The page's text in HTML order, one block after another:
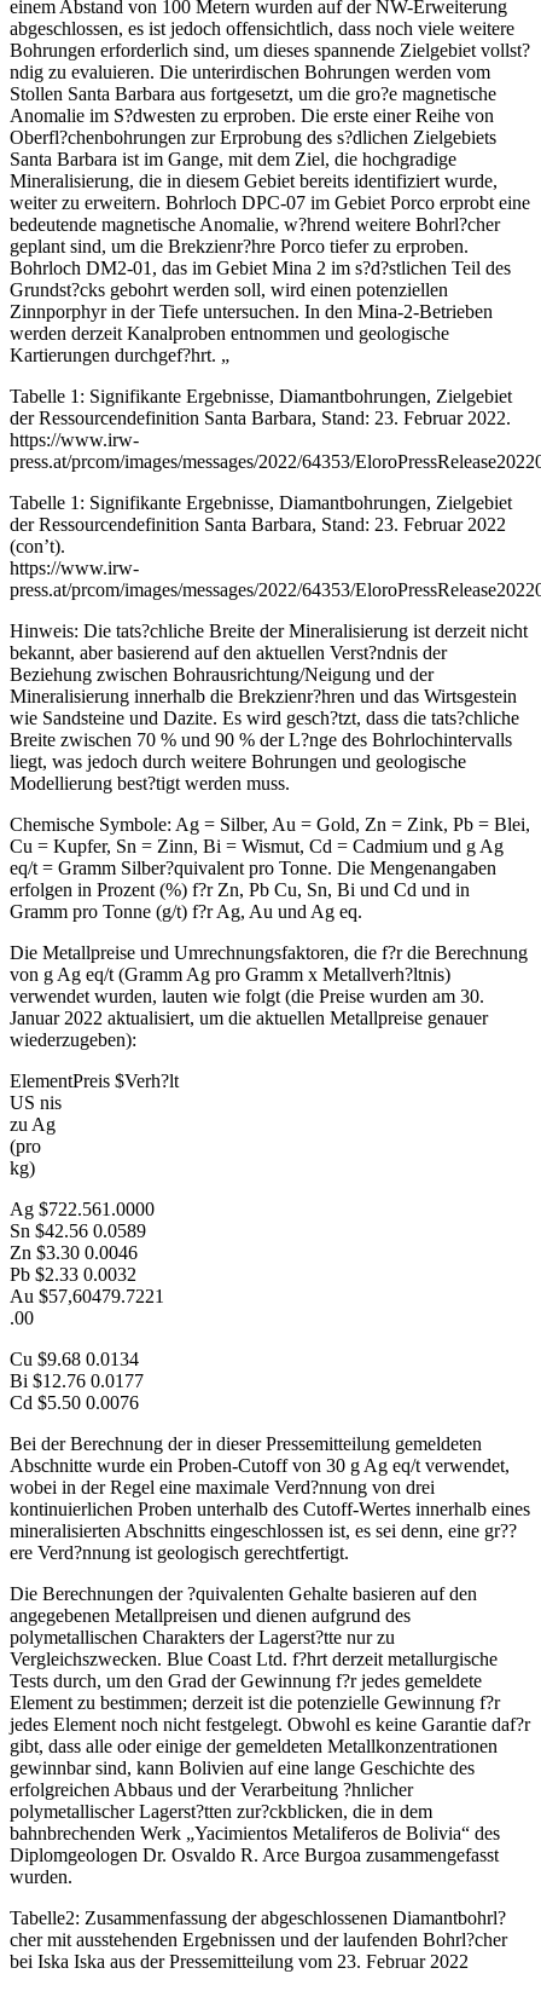
einem Abstand von 100 Metern wurden auf der NW-Erweiterung
abgeschlossen, es ist jedoch offensichtlich, dass noch viele weitere
Bohrungen erforderlich sind, um dieses spannende Zielgebiet vollst?
ndig zu evaluieren. Die unterirdischen Bohrungen werden vom
Stollen Santa Barbara aus fortgesetzt, um die gro?e magnetische
Anomalie im S?dwesten zu erproben. Die erste einer Reihe von
Oberfl?chenbohrungen zur Erprobung des s?dlichen Zielgebiets
Santa Barbara ist im Gange, mit dem Ziel, die hochgradige
Mineralisierung, die in diesem Gebiet bereits identifiziert wurde,
weiter zu erweitern. Bohrloch DPC-07 im Gebiet Porco erprobt eine
bedeutende magnetische Anomalie, w?hrend weitere Bohrl?cher
geplant sind, um die Brekzienr?hre Porco tiefer zu erproben.
Bohrloch DM2-01, das im Gebiet Mina 2 im s?d?stlichen Teil des
Grundst?cks gebohrt werden soll, wird einen potenziellen
Zinnporphyr in der Tiefe untersuchen. In den Mina-2-Betrieben
werden derzeit Kanalproben entnommen und geologische
Kartierungen durchgef?hrt. „
Tabelle 1: Signifikante Ergebnisse, Diamantbohrungen, Zielgebiet
der Ressourcendefinition Santa Barbara, Stand: 23. Februar 2022.
https://www.irw-
press.at/prcom/images/messages/2022/64353/
Tabelle 1: Signifikante Ergebnisse, Diamantbohrungen, Zielgebiet
der Ressourcendefinition Santa Barbara, Stand: 23. Februar 2022
(con’t).
https://www.irw-
press.at/prcom/images/messages/2022/64353/
Hinweis: Die tats?chliche Breite der Mineralisierung ist derzeit nicht
bekannt, aber basierend auf den aktuellen Verst?ndnis der
Beziehung zwischen Bohrausrichtung/Neigung und der
Mineralisierung innerhalb die Brekzienr?hren und das Wirtsgestein
wie Sandsteine und Dazite. Es wird gesch?tzt, dass die tats?chliche
Breite zwischen 70 % und 90 % der L?nge des Bohrlochintervalls
liegt, was jedoch durch weitere Bohrungen und geologische
Modellierung best?tigt werden muss.
Chemische Symbole: Ag = Silber, Au = Gold, Zn = Zink, Pb = Blei,
Cu = Kupfer, Sn = Zinn, Bi = Wismut, Cd = Cadmium und g Ag
eq/t = Gramm Silber?quivalent pro Tonne. Die Mengenangaben
erfolgen in Prozent (%) f?r Zn, Pb Cu, Sn, Bi und Cd und in
Gramm pro Tonne (g/t) f?r Ag, Au und Ag eq.
Die Metallpreise und Umrechnungsfaktoren, die f?r die Berechnung
von g Ag eq/t (Gramm Ag pro Gramm x Metallverh?ltnis)
verwendet wurden, lauten wie folgt (die Preise wurden am 30.
Januar 2022 aktualisiert, um die aktuellen Metallpreise genauer
wiederzugeben):
ElementPreis $Verh?lt
US nis
zu Ag
(pro
kg)
Ag $722.561.0000
Sn $42.56 0.0589
Zn $3.30 0.0046
Pb $2.33 0.0032
Au $57,60479.7221
.00
Cu $9.68 0.0134
Bi $12.76 0.0177
Cd $5.50 0.0076
Bei der Berechnung der in dieser Pressemitteilung gemeldeten
Abschnitte wurde ein Proben-Cutoff von 30 g Ag eq/t verwendet,
wobei in der Regel eine maximale Verd?nnung von drei
kontinuierlichen Proben unterhalb des Cutoff-Wertes innerhalb eines
mineralisierten Abschnitts eingeschlossen ist, es sei denn, eine gr??
ere Verd?nnung ist geologisch gerechtfertigt.
Die Berechnungen der ?quivalenten Gehalte basieren auf den
angegebenen Metallpreisen und dienen aufgrund des
polymetallischen Charakters der Lagerst?tte nur zu
Vergleichszwecken. Blue Coast Ltd. f?hrt derzeit metallurgische
Tests durch, um den Grad der Gewinnung f?r jedes gemeldete
Element zu bestimmen; derzeit ist die potenzielle Gewinnung f?r
jedes Element noch nicht festgelegt. Obwohl es keine Garantie daf?r
gibt, dass alle oder einige der gemeldeten Metallkonzentrationen
gewinnbar sind, kann Bolivien auf eine lange Geschichte des
erfolgreichen Abbaus und der Verarbeitung ?hnlicher
polymetallischer Lagerst?tten zur?ckblicken, die in dem
bahnbrechenden Werk „Yacimientos Metaliferos de Bolivia“ des
Diplomgeologen Dr. Osvaldo R. Arce Burgoa zusammengefasst
wurden.
Tabelle2: Zusammenfassung der abgeschlossenen Diamantbohrl?
cher mit ausstehenden Ergebnissen und der laufenden Bohrl?cher
bei Iska Iska aus der Pressemitteilung vom 23. Februar 2022